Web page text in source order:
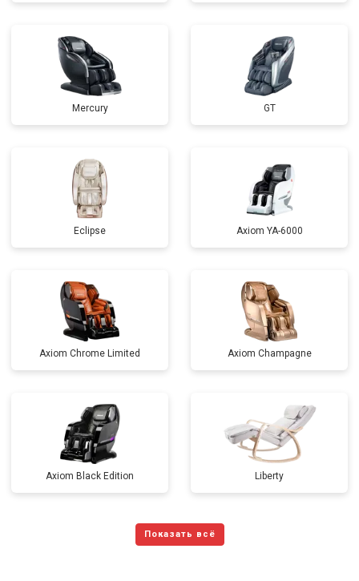
Mercury GT
Eclipse Axiom YA-6000
Axiom Chrome Limited Axiom Champagne
Axiom Black Edition Liberty